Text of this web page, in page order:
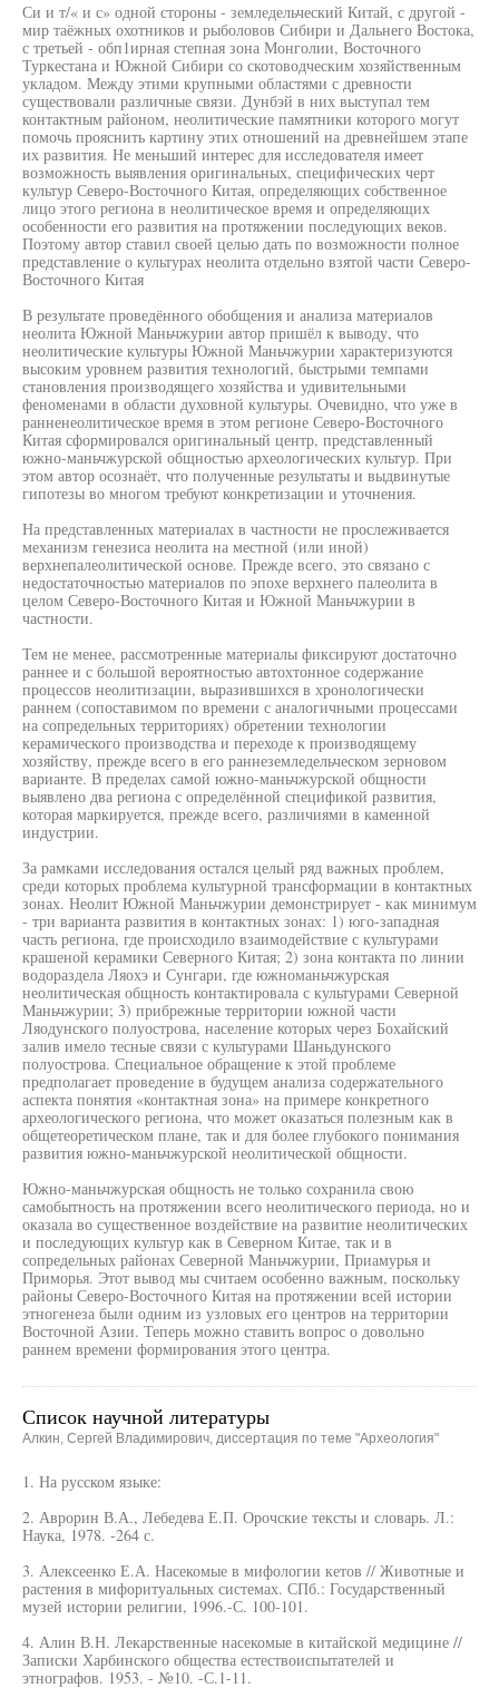
Си и т/« и с» одной стороны - земледельческий Китай, с другой -
мир таёжных охотников и рыболовов Сибири и Дальнего Востока,
с третьей - обп1ирная степная зона Монголии, Восточного
Туркестана и Южной Сибири со скотоводческим хозяйственным
укладом. Между этими крупными областями с древности
существовали различные связи. Дунбэй в них выступал тем
контактным районом, неолитические памятники которого могут
помочь прояснить картину этих отношений на древнейшем этапе
их развития. Не меньший интерес для исследователя имеет
возможность выявления оригинальных, специфических черт
культур Северо-Восточного Китая, определяющих собственное
лицо этого региона в неолитическое время и определяющих
особенности его развития на протяжении последующих веков.
Поэтому автор ставил своей целью дать по возможности полное
представление о культурах неолита отдельно взятой части Северо-
Восточного Китая
В результате проведённого обобщения и анализа материалов
неолита Южной Маньчжурии автор пришёл к выводу, что
неолитические культуры Южной Маньчжурии характеризуются
высоким уровнем развития технологий, быстрыми темпами
становления производящего хозяйства и удивительными
феноменами в области духовной культуры. Очевидно, что уже в
ранненеолитическое время в этом регионе Северо-Восточного
Китая сформировался оригинальный центр, представленный
южно-маньчжурской общностью археологических культур. При
этом автор осознаёт, что полученные результаты и выдвинутые
гипотезы во многом требуют конкретизации и уточнения.
На представленных материалах в частности не прослеживается
механизм генезиса неолита на местной (или иной)
верхнепалеолитической основе. Прежде всего, это связано с
недостаточностью материалов по эпохе верхнего палеолита в
целом Северо-Восточного Китая и Южной Маньчжурии в
частности.
Тем не менее, рассмотренные материалы фиксируют достаточно
раннее и с большой вероятностью автохтонное содержание
процессов неолитизации, выразившихся в хронологически
раннем (сопоставимом по времени с аналогичными процессами
на сопредельных территориях) обретении технологии
керамического производства и переходе к производящему
хозяйству, прежде всего в его раннеземледельческом зерновом
варианте. В пределах самой южно-маньчжурской общности
выявлено два региона с определённой спецификой развития,
которая маркируется, прежде всего, различиями в каменной
индустрии.
За рамками исследования остался целый ряд важных проблем,
среди которых проблема культурной трансформации в контактных
зонах. Неолит Южной Маньчжурии демонстрирует - как минимум
- три варианта развития в контактных зонах: 1) юго-западная
часть региона, где происходило взаимодействие с культурами
крашеной керамики Северного Китая; 2) зона контакта по линии
водораздела Ляохэ и Сунгари, где южноманьчжурская
неолитическая общность контактировала с культурами Северной
Маньчжурии; 3) прибрежные территории южной части
Ляодунского полуострова, население которых через Бохайский
залив имело тесные связи с культурами Шаньдунского
полуострова. Специальное обращение к этой проблеме
предполагает проведение в будущем анализа содержательного
аспекта понятия «контактная зона» на примере конкретного
археологического региона, что может оказаться полезным как в
общетеоретическом плане, так и для более глубокого понимания
развития южно-маньчжурской неолитической общности.
Южно-маньчжурская общность не только сохранила свою
самобытность на протяжении всего неолитического периода, но и
оказала во существенное воздействие на развитие неолитических
и последующих культур как в Северном Китае, так и в
сопредельных районах Северной Маньчжурии, Приамурья и
Приморья. Этот вывод мы считаем особенно важным, поскольку
районы Северо-Восточного Китая на протяжении всей истории
этногенеза были одним из узловых его центров на территории
Восточной Азии. Теперь можно ставить вопрос о довольно
раннем времени формирования этого центра.
Список научной литературы
Алкин, Сергей Владимирович, диссертация по теме "Археология"
1. На русском языке:
2. Аврорин В.А., Лебедева Е.П. Орочские тексты и словарь. Л.:
Наука, 1978. -264 с.
3. Алексеенко Е.А. Насекомые в мифологии кетов // Животные и
растения в мифоритуальных системах. СПб.: Государственный
музей истории религии, 1996.-С. 100-101.
4. Алин В.Н. Лекарственные насекомые в китайской медицине //
Записки Харбинского общества естествоиспытателей и
этнографов. 1953. - №10. -С.1-11.